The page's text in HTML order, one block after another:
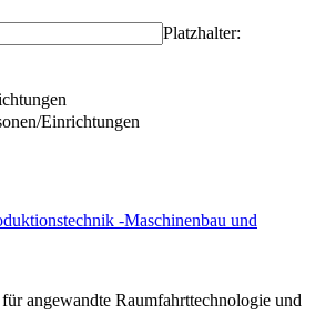
Platzhalter:
Einrichtungen
-Maschinenbau und
angewandte Raumfahrttechnologie und